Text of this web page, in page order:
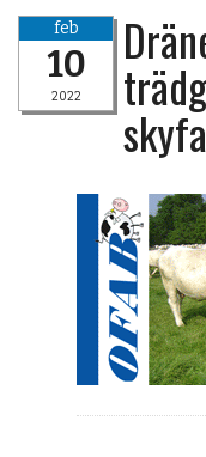
ANNONSERA
PRENUMERERA
feb
10
2022